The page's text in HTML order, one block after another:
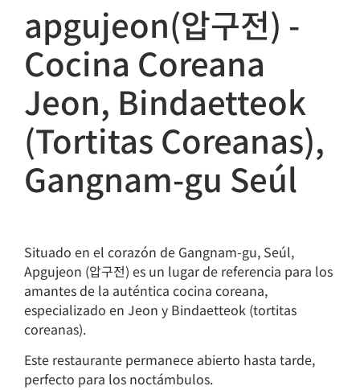
apgujeon(압구전) -
Cocina Coreana
Jeon, Bindaetteok
(Tortitas Coreanas),
Gangnam-gu Seúl
Situado en el corazón de Gangnam-gu, Seúl,
Apgujeon (압구전) es un lugar de referencia para los
amantes de la auténtica cocina coreana,
especializado en Jeon y Bindaetteok (tortitas
coreanas).
Este restaurante permanece abierto hasta tarde,
perfecto para los noctámbulos.